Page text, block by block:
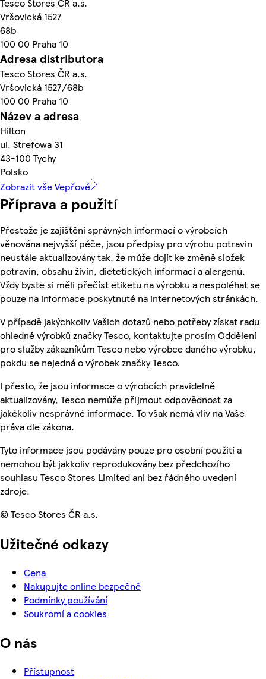
Tesco Stores ČR a.s.
Vršovická 1527
68b
100 00 Praha 10
Adresa distributora
Tesco Stores ČR a.s.
Vršovická 1527/68b
100 00 Praha 10
Název a adresa
Hilton
ul. Strefowa 31
43-100 Tychy
Polsko
Zobrazit vše Vepřové
Příprava a použití
Přestože je zajištění správných informací o výrobcích
věnována nejvyšší péče, jsou předpisy pro výrobu potravin
neustále aktualizovány tak, že může dojít ke změně složek
potravin, obsahu živin, dietetických informací a alergenů.
Vždy byste si měli přečíst etiketu na výrobku a nespoléhat se
pouze na informace poskytnuté na internetových stránkách.
V případě jakýchkoliv Vašich dotazů nebo potřeby získat radu
ohledně výrobků značky Tesco, kontaktujte prosím Oddělení
pro služby zákazníkům Tesco nebo výrobce daného výrobku,
pokdu se nejedná o výrobek značky Tesco.
I přesto, že jsou informace o výrobcích pravidelně
aktualizovány, Tesco nemůže přijmout odpovědnost za
jakékoliv nesprávné informace. To však nemá vliv na Vaše
práva dle zákona.
Tyto informace jsou podávány pouze pro osobní použití a
nemohou být jakkoliv reprodukovány bez předchozího
souhlasu Tesco Stores Limited ani bez řádného uvedení
zdroje.
© Tesco Stores ČR a.s.
Užitečné odkazy
Cena
Nakupujte online bezpečně
Podmínky používání
Soukromí a cookies
O nás
Přístupnost